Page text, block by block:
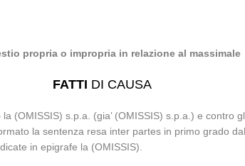
propria o impropria in relazione al massimale
FATTI DI CAUSA
(OMISSIS) s.p.a. (gia’ (OMISSIS) s.p.a.) e contro
la sentenza resa inter partes in primo grado
in epigrafe la (OMISSIS).